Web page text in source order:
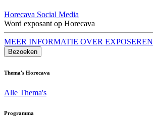
Horecava Social Media
Word exposant op Horecava
MEER INFORMATIE OVER EXPOSEREN
Bezoeken
Thema's Horecava
Alle Thema's
Programma